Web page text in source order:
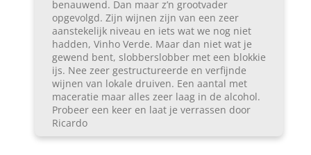
benauwend. Dan maar z’n grootvader
opgevolgd. Zijn wijnen zijn van een zeer
aanstekelijk niveau en iets wat we nog niet
hadden, Vinho Verde. Maar dan niet wat je
gewend bent, slobberslobber met een blokkie
ijs. Nee zeer gestructureerde en verfijnde
wijnen van lokale druiven. Een aantal met
maceratie maar alles zeer laag in de alcohol.
Probeer een keer en laat je verrassen door
Ricardo